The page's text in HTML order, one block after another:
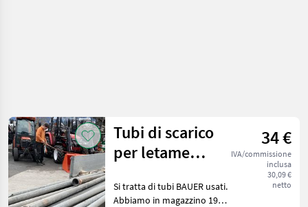
Tubi di scarico
per letame
34 €
IVA/commissione
inclusa
30,09 €
netto
Si tratta di tubi BAUER usati.
Abbiamo in magazzino 19